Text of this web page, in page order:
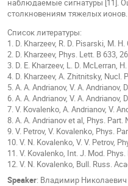
наблюдаемые сигнатуры [11].
столкновениям тяжелых ионов.
Список литературы:
1. D. Kharzeev, R. D. Pisarski, M.
2. D. Kharzeev, Phys. Lett. B 633,
3. D. E. Kharzeev, L. D. McLerran,
4. D. Kharzeev, A. Zhitnitsky, Nucl.
5. A. A. Andrianov, V. A.
6. A. A. Andrianov, V. A. Andrianov,
7. V. Kovalenko, A. Andrianov, V.
8. A. A. Andrianov et al, Phys. Part.
9. V. Petrov, V. Kovalenko, Phys.
10. V. N. Kovalenko, V. V. Petrov,
11. V. Kovalenko, Int. J. Mod.
12. V. N. Kovalenko, Bull. Russ.
Speaker: Владимир Николаевич